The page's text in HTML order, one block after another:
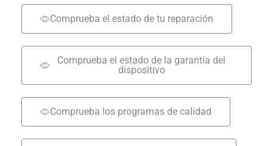
Comprueba el estado de tu reparación
Comprueba el estado de la garantía del
dispositivo
Comprueba los programas de calidad